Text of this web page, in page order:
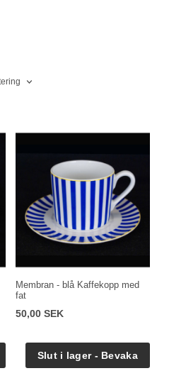
Membran - blå Kaffekopp med
fat
50,00 SEK